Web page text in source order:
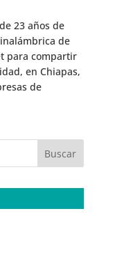
23 años de
de
para compartir
en Chiapas,
de